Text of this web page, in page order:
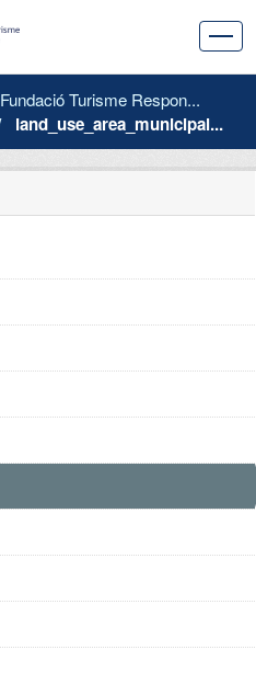
Fundació Turisme Respon...
land_use_area_municipal...